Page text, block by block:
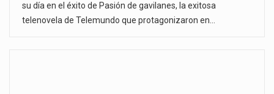
su día en el éxito de Pasión de gavilanes, la exitosa
telenovela de Telemundo que protagonizaron en…